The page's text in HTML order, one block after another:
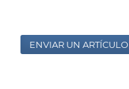
ENVIAR UN ARTÍCULO